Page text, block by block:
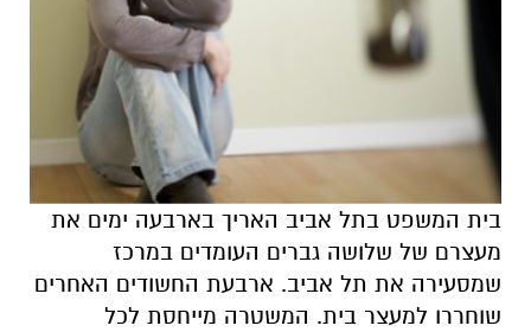
בית המשפט בתל אביב האריך בארבעה ימים את
מעצרם של שלושה גברים העומדים במרכז
שמסעירה את תל אביב. ארבעת החשודים האחרים
שוחררו למעצר בית. המשטרה מייחסת לכל